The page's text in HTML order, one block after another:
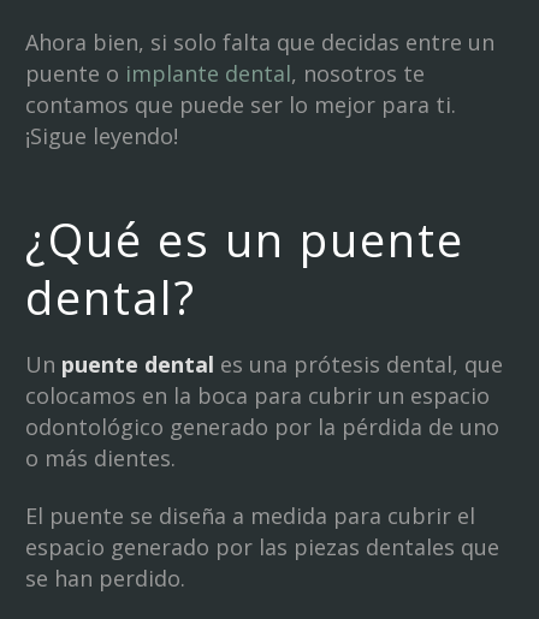
Ahora bien, si solo falta que decidas entre un
puente o implante dental, nosotros te
contamos que puede ser lo mejor para ti.
¡Sigue leyendo!
¿Qué es un puente
dental?
Un puente dental es una prótesis dental, que
colocamos en la boca para cubrir un espacio
odontológico generado por la pérdida de uno
o más dientes.
El puente se diseña a medida para cubrir el
espacio generado por las piezas dentales que
se han perdido.